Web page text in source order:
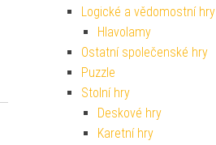
Logické a vědomostní hry
Hlavolamy
Ostatní společenské hry
Puzzle
Stolní hry
Deskové hry
Karetní hry